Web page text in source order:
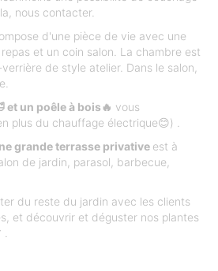
nous contacter.
d'une pièce de vie avec une
et un coin salon. La chambre est
de style atelier. Dans le salon,
et un poêle à bois🔥 vous
plus du chauffage électrique😊) .
grande terrasse privative est à
de jardin, parasol, barbecue,
du reste du jardin avec les clients
et découvrir et déguster nos plantes